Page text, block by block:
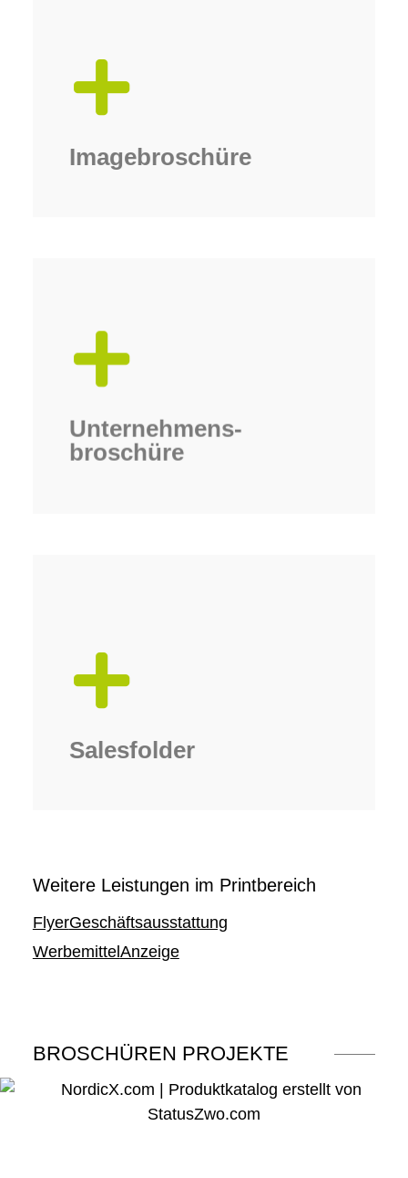
Imagebroschüre
hochwertige Optik im Vordergrund.
Meist beträgt der Umfang der
Unternehmens­
broschüre
Schaubilder und informativere Texte
zum Unternehmen als eine
Salesfolder
bis 8 Seiten, enthält ausdrucksstarke
Produktbilder und Headlines und
Weitere Leistungen im Printbereich
FlyerGeschäftsausstattung
Werbemittel Anzeige
BROSCHÜREN PROJEKTE